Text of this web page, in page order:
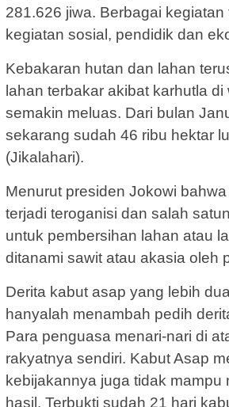
281.626 jiwa. Berbagai
kegiatan sosial, pendidik dan
Kebakaran hutan dan lahan
lahan terbakar akibat karhutla di
semakin meluas. Dari bulan
sekarang sudah 46 ribu hektar
(Jikalahari).
Menurut presiden Jokowi
terjadi teroganisi dan salah
untuk pembersihan lahan atau
ditanami sawit atau akasia oleh
Derita kabut asap yang lebih
hanyalah menambah pedih
Para penguasa menari-nari di
rakyatnya sendiri. Kabut Asap
kebijakannya juga tidak mampu
hasil. Terbukti sudah 21 hari